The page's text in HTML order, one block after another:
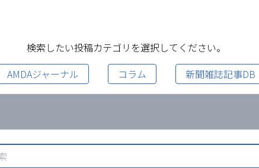
検索したい投稿カテゴリを選択してください。
AMDAジャーナル コラム 新聞雑誌記事DB